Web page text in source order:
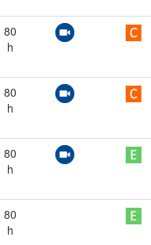
80
h
80
h
80
h
80
h